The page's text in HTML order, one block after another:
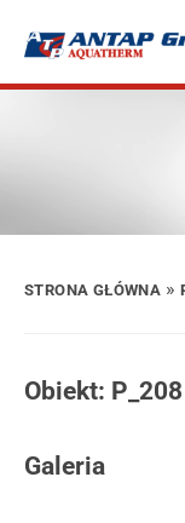
STRONA GŁÓWNA »
Obiekt:
Galeria